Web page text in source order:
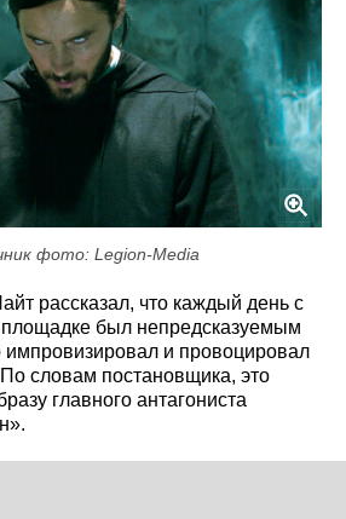
фото: Legion-Media
рассказал, что каждый день с
был непредсказуемым
и провоцировал
словам постановщика, это
главного антагониста